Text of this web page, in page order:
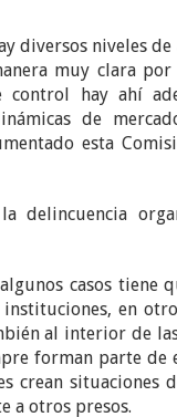
diversos niveles
muy clara
control hay ahí
de
esta
delincuencia
casos tiene
en
al interior de
forman parte de
crean situaciones
a otros presos.